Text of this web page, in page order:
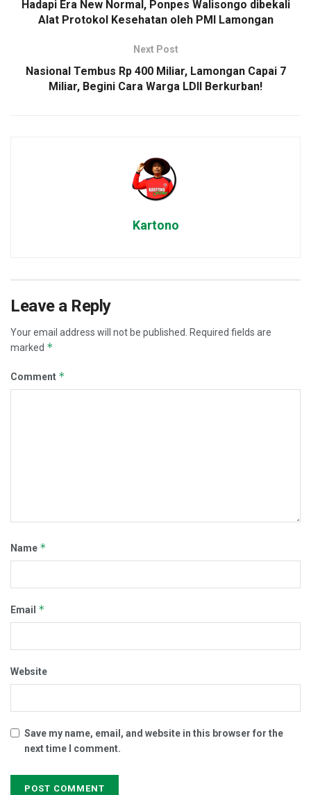
Hadapi Era New Normal, Ponpes Walisongo dibekali
Alat Protokol Kesehatan oleh PMI Lamongan
Next Post
Nasional Tembus Rp 400 Miliar, Lamongan Capai 7
Miliar, Begini Cara Warga LDII Berkurban!
Kartono
Leave a Reply
Your email address will not be published. Required fields are
marked *
Comment *
Name *
Email *
Website
Save my name, email, and website in this browser for the
next time I comment.